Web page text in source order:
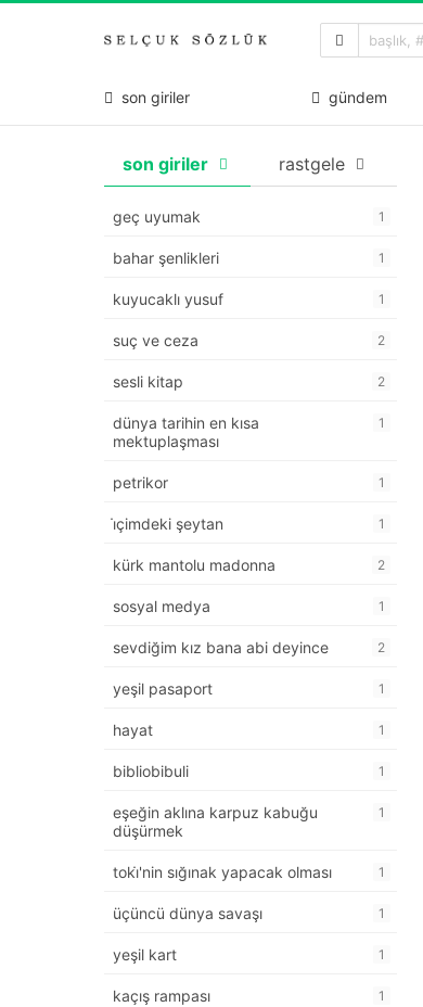
son giriler gündem
son giriler rastgele
geç uyumak 1
bahar şenlikleri 1
kuyucaklı yusuf 1
suç ve ceza 2
sesli kitap 2
dünya tarihin en kısa
mektuplaşması
1
petrikor 1
i̇çimdeki şeytan 1
kürk mantolu madonna 2
sosyal medya 1
sevdiğim kız bana abi deyince 2
yeşil pasaport 1
hayat 1
bibliobibuli 1
eşeğin aklına karpuz kabuğu
düşürmek
1
toki̇'nin sığınak yapacak olması 1
üçüncü dünya savaşı 1
yeşil kart 1
kaçış rampası 1